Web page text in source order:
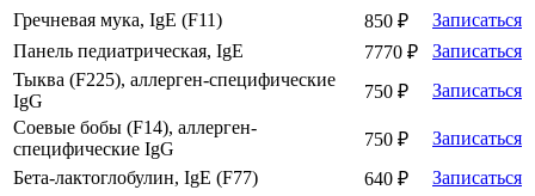
Гречневая мука, IgE (F11)
850 ₽
Записаться
Панель педиатрическая, IgE
7770 ₽
Записаться
Тыква (F225), аллерген-специфические
IgG
750 ₽
Записаться
Соевые бобы (F14), аллерген-
специфические IgG
750 ₽
Записаться
Бета-лактоглобулин, IgE (F77)
640 ₽
Записаться